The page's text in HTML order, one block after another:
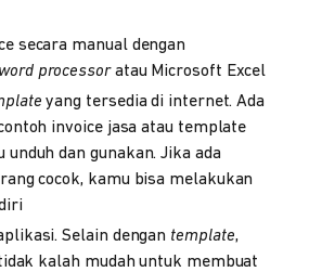
secara manual dengan
word processoratau Microsoft Excel
yang tersedia di internet. Ada
invoice jasa atau template
unduh dan gunakan. Jika ada
cocok, kamu bisa melakukan
Selain dengan template,
kalah mudah untuk membuat